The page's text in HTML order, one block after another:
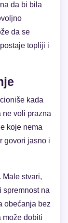
da bi bila
da se
topliji i
kada
ne voli prazna
koje nema
govori jasno i
Male stvari,
spremnost na
obećanja bez
može dobiti